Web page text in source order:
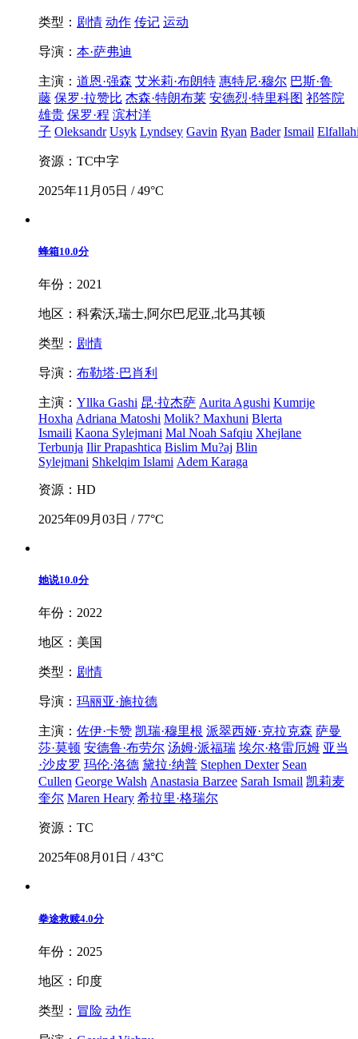
类型： 剧情 动作 传记 运动
导演： 本·萨弗迪
主演： 道恩·强森 艾米莉·布朗特 惠特尼·穆尔 巴斯·鲁
藤 保罗·拉赞比 杰森·特朗布莱 安德烈·特里科图 祁答院
雄贵 保罗·程 滨村洋
子 Oleksandr Usyk Lyndsey Gavin Ryan Bader Ismail
资源：TC中字
2025年11月05日 / 49°C
蜂箱10.0分
年份：2021
地区：科索沃,瑞士,阿尔巴尼亚,北马其顿
类型： 剧情
导演： 布勒塔·巴肖利
主演： Yllka Gashi 昆·拉杰萨 Aurita Agushi Kumrije
Hoxha Adriana Matoshi Molik? Maxhuni Blerta
Ismaili Kaona Sylejmani Mal Noah Safqiu Xhejlane
Terbunja Ilir Prapashtica Bislim Mu?aj Blin
Sylejmani Shkelqim Islami Adem Karaga
资源：HD
2025年09月03日 / 77°C
她说10.0分
年份：2022
地区：美国
类型： 剧情
导演： 玛丽亚·施拉德
主演： 佐伊·卡赞 凯瑞·穆里根 派翠西娅·克拉克森 萨曼
莎·莫顿 安德鲁·布劳尔 汤姆·派福瑞 埃尔·格雷厄姆 亚当
·沙皮罗 玛伦·洛德 黛拉·纳普 Stephen Dexter Sean
Cullen George Walsh Anastasia Barzee Sarah Ismail 凯莉麦
奎尔 Maren Heary 希拉里·格瑞尔
资源：TC
2025年08月01日 / 43°C
拳途救赎4.0分
年份：2025
地区：印度
类型： 冒险 动作